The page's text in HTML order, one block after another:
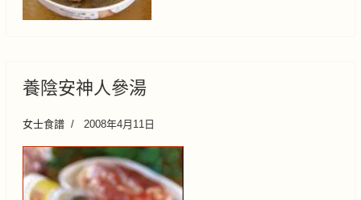
養陰安神人參湯
女士食譜 2008年4月11日